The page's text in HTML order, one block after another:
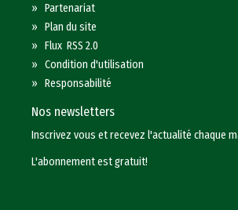
»Partenariat
»Plan du site
»Flux RSS 2.0
»Condition d'utilisation
»Responsabilité
Nos newsletters
Inscrivez vous et recevez l'actualité chaque
L'abonnement est gratuit!